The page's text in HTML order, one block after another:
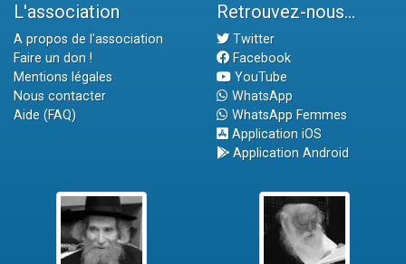
L'association
A propos de l'association
Faire un don !
Mentions légales
Nous contacter
Aide (FAQ)
Retrouvez-nous...
Twitter
Facebook
YouTube
WhatsApp
WhatsApp Femmes
Application iOS
Application Android